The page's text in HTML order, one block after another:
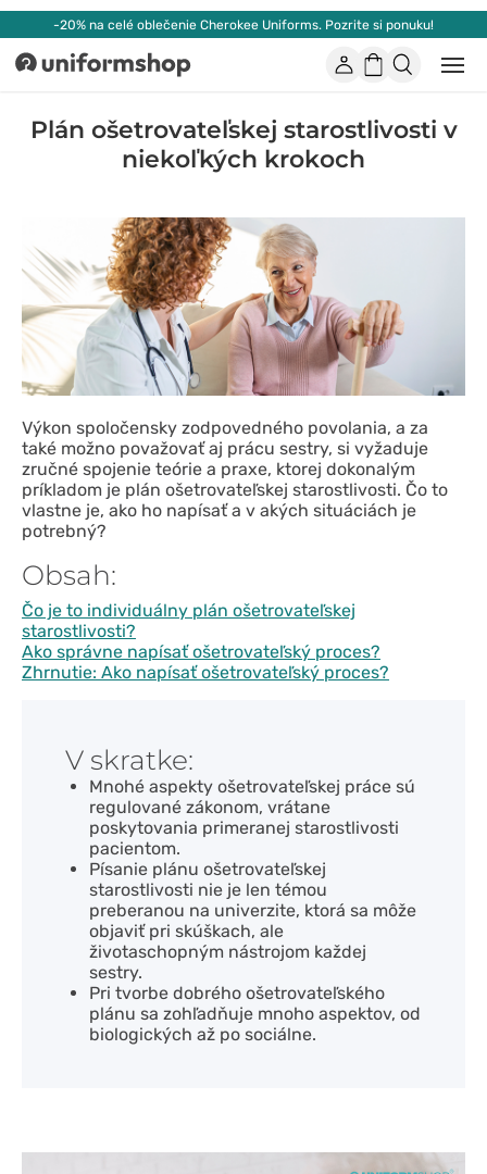
-20% na celé oblečenie Cherokee Uniforms. Pozrite si ponuku!
Uniformshop ÚčetNákupný
Plán ošetrovateľskej starostlivosti v
niekoľkých krokoch
Výkon spoločensky zodpovedného povolania, a za
také možno považovať aj prácu sestry, si vyžaduje
zručné spojenie teórie a praxe, ktorej dokonalým
príkladom je plán ošetrovateľskej starostlivosti. Čo to
vlastne je, ako ho napísať a v akých situáciách je
potrebný?
Obsah:
Čo je to individuálny plán ošetrovateľskej
starostlivosti?
Ako správne napísať ošetrovateľský proces?
Zhrnutie: Ako napísať ošetrovateľský proces?
V skratke:
Mnohé aspekty ošetrovateľskej práce sú
regulované zákonom, vrátane
poskytovania primeranej starostlivosti
pacientom.
Písanie plánu ošetrovateľskej
starostlivosti nie je len témou
preberanou na univerzite, ktorá sa môže
objaviť pri skúškach, ale
životaschopným nástrojom každej
sestry.
Pri tvorbe dobrého ošetrovateľského
plánu sa zohľadňuje mnoho aspektov, od
biologických až po sociálne.